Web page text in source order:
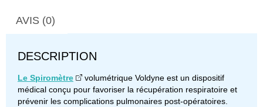
AVIS (0)
DESCRIPTION
Le Spiromètre
volumétrique Voldyne est un dispositif
médical conçu pour favoriser la récupération respiratoire et
prévenir les complications pulmonaires post-opératoires.